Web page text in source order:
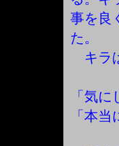
事を良
た。
キラ
「気
「本